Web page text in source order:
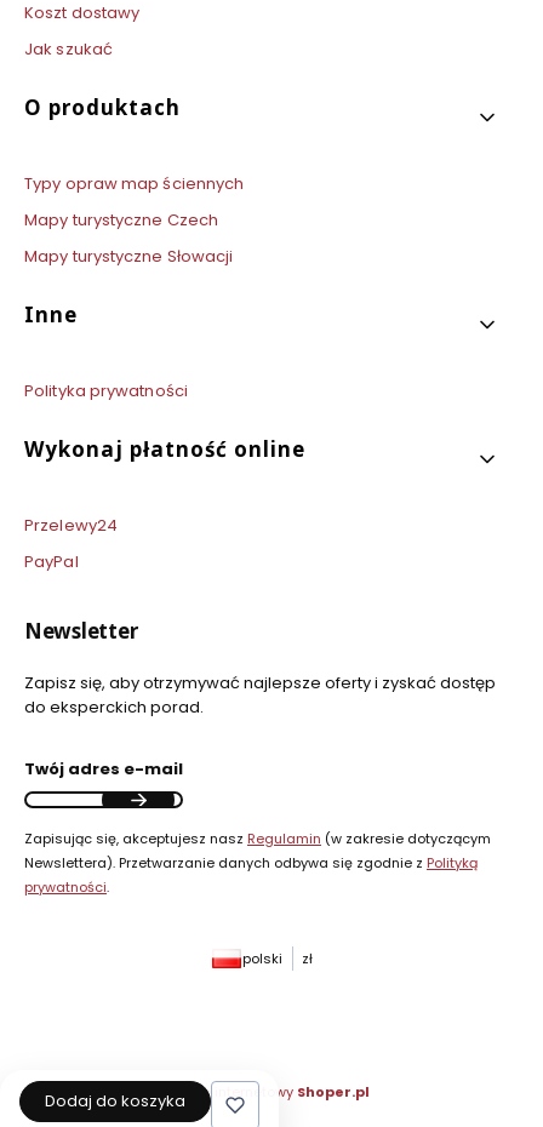
Koszt dostawy
Jak szukać
O produktach
Typy opraw map ściennych
Mapy turystyczne Czech
Mapy turystyczne Słowacji
Inne
Polityka prywatności
Wykonaj płatność online
Przelewy24
PayPal
Newsletter
Zapisz się, aby otrzymywać najlepsze oferty i zyskać dostęp
do eksperckich porad.
Twój adres e-mail
Zapisując się, akceptujesz nasz Regulamin (w zakresie dotyczącym
Newslettera). Przetwarzanie danych odbywa się zgodnie z Polityką
prywatności.
polski zł
Sklep internetowy Shoper.pl
Dodaj do koszyka